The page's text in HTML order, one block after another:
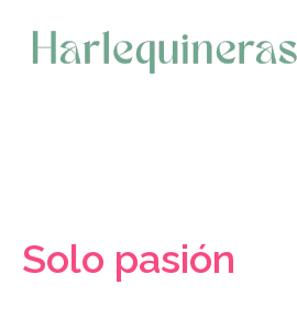
contenido
Solo pasión